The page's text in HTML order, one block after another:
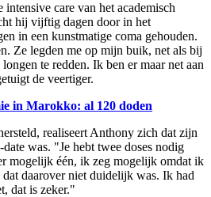
care van het academisch
hij vijftig dagen door in het
in een kunstmatige coma gehouden.
Ze legden me op mijn buik, net als bij
te redden. Ik ben er maar net aan
de veertiger.
in Marokko: al 120 doden
realiseert Anthony zich dat zijn
was. "Je hebt twee doses nodig
mogelijk één, ik zeg mogelijk omdat ik
dat daarover niet duidelijk was. Ik had
dat is zeker."